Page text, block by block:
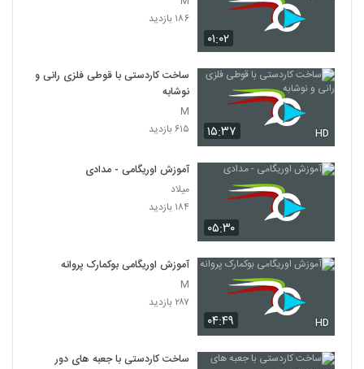
۰۱:۰۲
۱۸۶ بازدید
۱۵:۳۷ HD
ساخت کاردستی با قوطی فلزی رانی و
نوشابه
M
۶۱۵ بازدید
۰۵:۳۰
آموزش اوریگامی - مدادی
میلاد
۱۸۴ بازدید
۰۴:۴۹ HD
آموزش اوریگامی بوکمارک پروانه
M
۲۸۷ بازدید
ساخت کاردستی با جعبه های دور